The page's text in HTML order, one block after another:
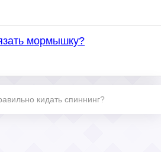
мормышку?
кидать спиннинг?